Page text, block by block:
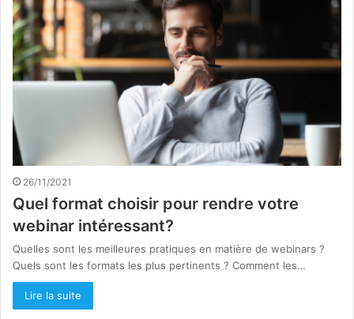
26/11/2021
Quel format choisir pour rendre votre
webinar intéressant?
Quelles sont les meilleures pratiques en matière de webinars ?
Quels sont les formats les plus pertinents ? Comment les…
Lire la suite